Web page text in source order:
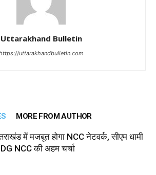
Uttarakhand Bulletin
uttarakhandbulletin.com
MORE FROM AUTHOR
में मजबूत होगा NCC नेटवर्क, सीएम धामी
NCC की अहम चर्चा